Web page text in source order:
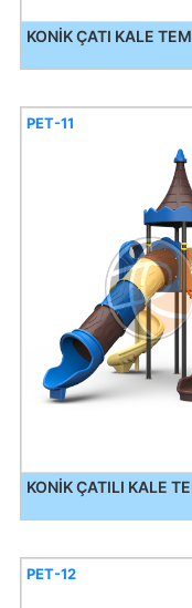
KONİK ÇATI KALE
KONİK ÇATILI KALE
PET-11
PET-12